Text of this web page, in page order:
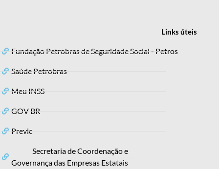
Linksúteis
Fundação Petrobras de Seguridade Social - Petros
Saúde Petrobras
Meu INSS
GOV BR
Previc
Secretaria de Coordenação e
Governança das Empresas Estatais